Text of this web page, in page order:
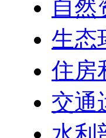
自然
生态
住房
交通